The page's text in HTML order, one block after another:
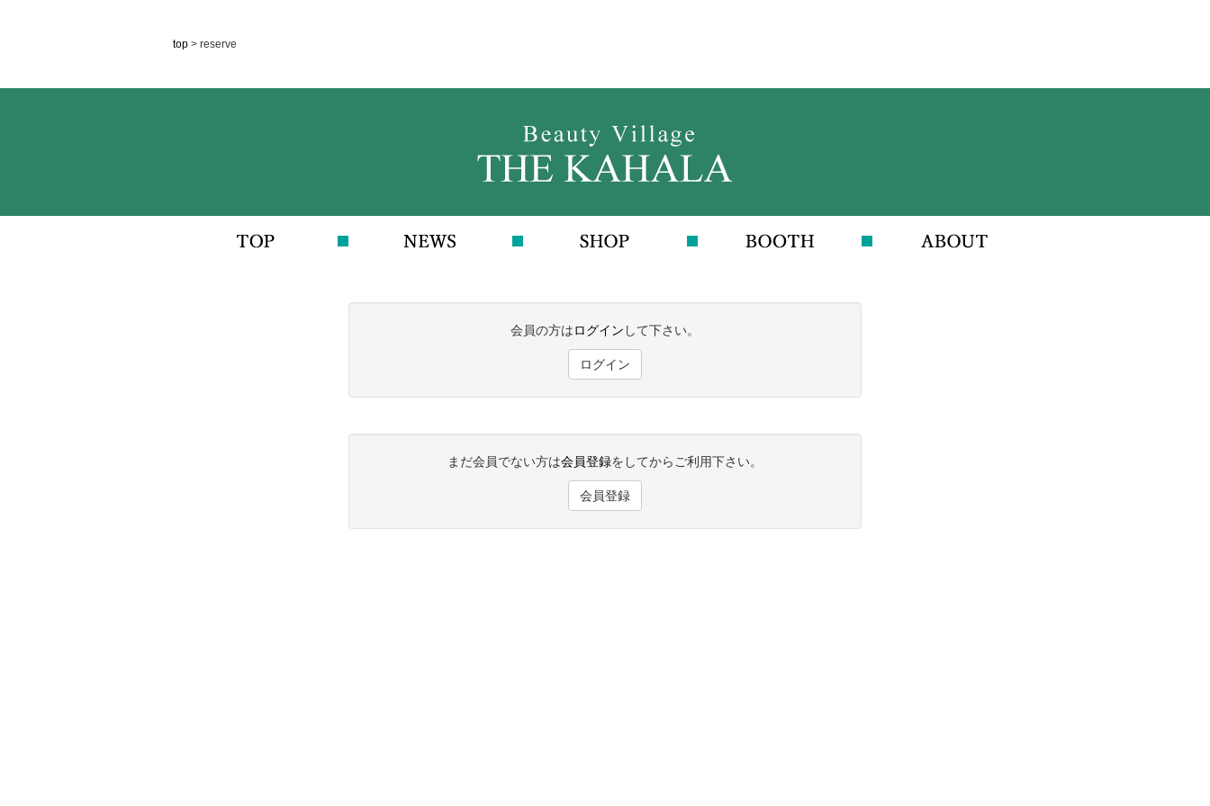
top > reserve
会員の方はログイン して下さい。
ログイン
まだ会員でない方は会員登録をしてからご利用下さい。
会員登録